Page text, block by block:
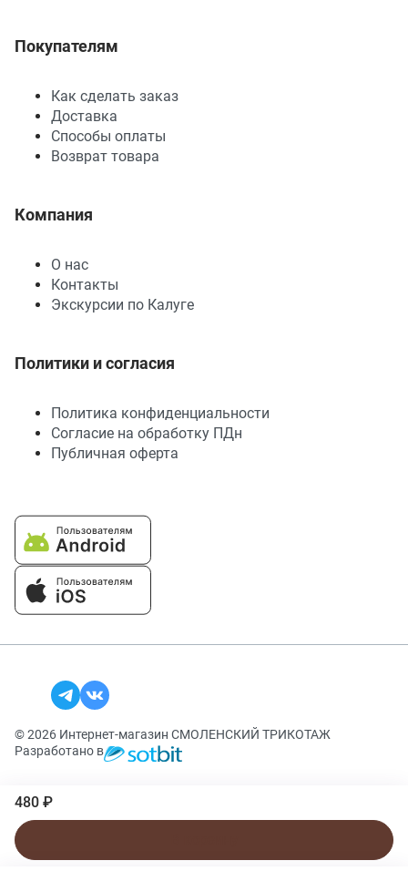
480 ₽
Покупателям
Как сделать заказ
Доставка
Способы оплаты
Возврат товара
Компания
О нас
Контакты
Экскурсии по Калуге
Политики и согласия
Политика конфиденциальности
Согласие на обработку ПДн
Публичная оферта
© 2026 Интернет-магазин СМОЛЕНСКИЙ ТРИКОТАЖ
Разработано в